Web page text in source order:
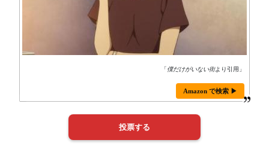
「僕だけがいない街より引用」
Amazon で検索 ▶